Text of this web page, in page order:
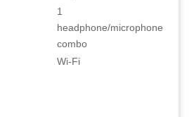
1
headphone/microphone
combo
Wi-Fi